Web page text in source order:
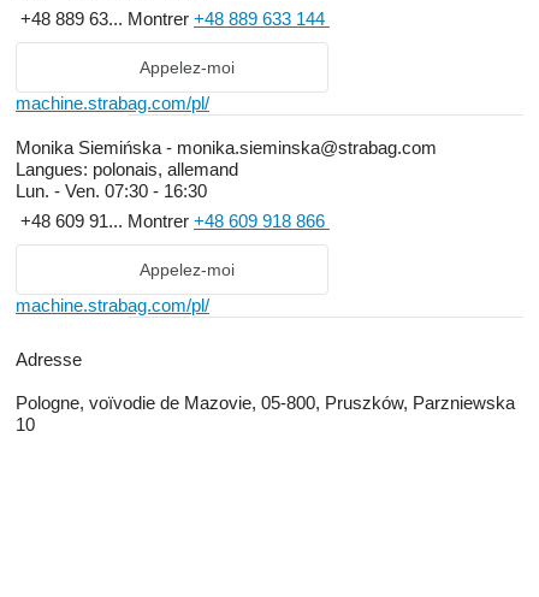
+48 889 63... Montrer +48 889 633 144
Appelez-moi
machine.strabag.com/pl/
Monika Siemińska - monika.sieminska@strabag.com
Langues: polonais, allemand
Lun. - Ven. 07:30 - 16:30
+48 609 91... Montrer +48 609 918 866
Appelez-moi
machine.strabag.com/pl/
Adresse
Pologne, voïvodie de Mazovie, 05-800, Pruszków, Parzniewska
10